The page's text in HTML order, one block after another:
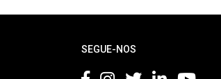
SEGUE-NOS